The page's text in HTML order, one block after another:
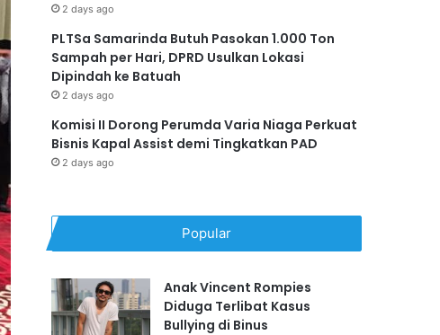
2 days ago
PLTSa Samarinda Butuh Pasokan 1.000 Ton
Sampah per Hari, DPRD Usulkan Lokasi
Dipindah ke Batuah
2 days ago
Komisi II Dorong Perumda Varia Niaga Perkuat
Bisnis Kapal Assist demi Tingkatkan PAD
2 days ago
Popular
Anak Vincent Rompies
Diduga Terlibat Kasus
Bullying di Binus